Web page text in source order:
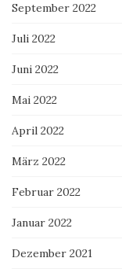
September 2022
Juli 2022
Juni 2022
Mai 2022
April 2022
März 2022
Februar 2022
Januar 2022
Dezember 2021